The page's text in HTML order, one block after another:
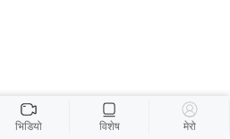
भिडियो विशेष मेरो